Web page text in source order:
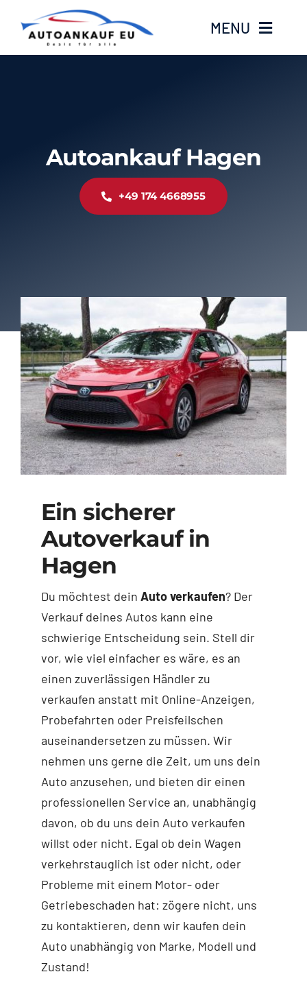
Inhalt
springen
MENU
KontaktAutoankauf Hagen
+49 174 4668955
Ein sicherer
Autoverkauf in
Hagen
Du möchtest dein Auto verkaufen? Der
Verkauf deines Autos kann eine
schwierige Entscheidung sein. Stell dir
vor, wie viel einfacher es wäre, es an
einen zuverlässigen Händler zu
verkaufen anstatt mit Online-Anzeigen,
Probefahrten oder Preisfeilschen
auseinandersetzen zu müssen. Wir
nehmen uns gerne die Zeit, um uns dein
Auto anzusehen, und bieten dir einen
professionellen Service an, unabhängig
davon, ob du uns dein Auto verkaufen
willst oder nicht. Egal ob dein Wagen
verkehrstauglich ist oder nicht, oder
Probleme mit einem Motor- oder
Getriebeschaden hat: zögere nicht, uns
zu kontaktieren, denn wir kaufen dein
Auto unabhängig von Marke, Modell und
Zustand!